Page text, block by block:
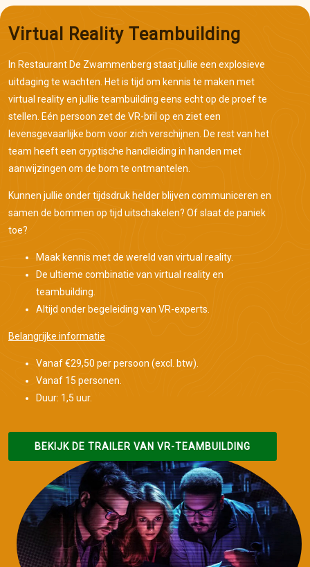
Virtual Reality Teambuilding
In Restaurant De Zwammenberg staat jullie een explosieve
uitdaging te wachten. Het is tijd om kennis te maken met
virtual reality en jullie teambuilding eens echt op de proef te
stellen. Eén persoon zet de VR-bril op en ziet een
levensgevaarlijke bom voor zich verschijnen. De rest van het
team heeft een cryptische handleiding in handen met
aanwijzingen om de bom te ontmantelen.
Kunnen jullie onder tijdsdruk helder blijven communiceren en
samen de bommen op tijd uitschakelen? Of slaat de paniek
toe?
Maak kennis met de wereld van virtual reality.
De ultieme combinatie van virtual reality en
teambuilding.
Altijd onder begeleiding van VR-experts.
Belangrijke informatie
Vanaf €29,50 per persoon (excl. btw).
Vanaf 15 personen.
Duur: 1,5 uur.
BEKIJK DE TRAILER VAN VR-TEAMBUILDING